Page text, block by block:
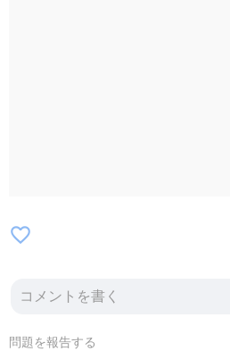
favorite_border
問題を報告する